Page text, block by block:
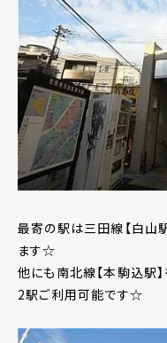
最寄の駅は三田線【白山
ます☆
他にも南北線【本駒込駅
2駅ご利用可能です☆